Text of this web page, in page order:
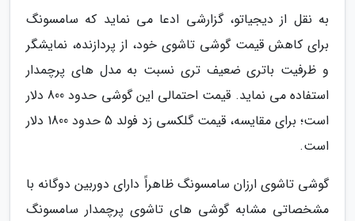
به نقل از دیجیاتو، گزارشی ادعا می نماید که سامسونگ
برای کاهش قیمت گوشی تاشوی خود، از پردازنده، نمایشگر
و ظرفیت باتری ضعیف تری نسبت به مدل های پرچمدار
استفاده می نماید. قیمت احتمالی این گوشی حدود 800 دلار
است؛ برای مقایسه، قیمت گلکسی زد فولد 5 حدود 1800 دلار
است.
گوشی تاشوی ارزان سامسونگ ظاهراً دارای دوربین دوگانه با
مشخصاتی مشابه گوشی های تاشوی پرچمدار سامسونگ